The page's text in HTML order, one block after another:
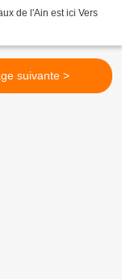
de l'Ain est ici Vers
suivante >